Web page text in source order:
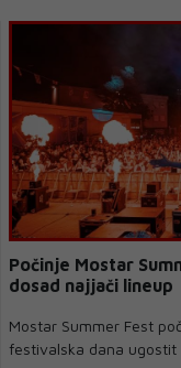
Počinje Mostar
dosad najjači lineup
Mostar Summer Fest
festivalska dana ugostit